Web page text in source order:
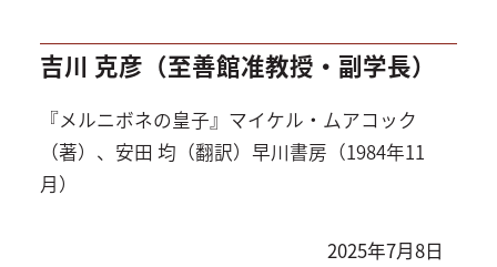
吉川 克彦（至善館准教授・副学長）
『メルニボネの皇子』マイケル・ムアコック
（著）、安田 均（翻訳）早川書房（1984年11
月）
2025年7月8日